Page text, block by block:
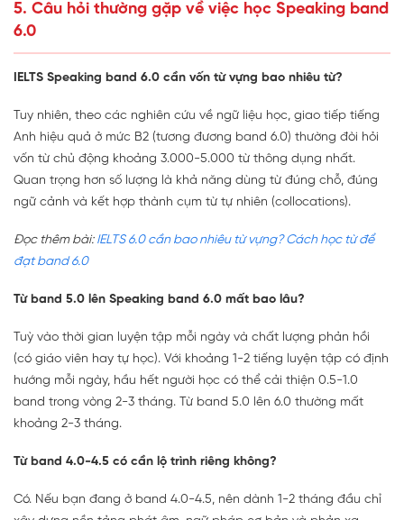
5. Câu hỏi thường gặp về việc học Speaking band
6.0
IELTS Speaking band 6.0 cần vốn từ vựng bao nhiêu từ?
Tuy nhiên, theo các nghiên cứu về ngữ liệu học, giao tiếp tiếng
Anh hiệu quả ở mức B2 (tương đương band 6.0) thường đòi hỏi
vốn từ chủ động khoảng 3.000-5.000 từ thông dụng nhất.
Quan trọng hơn số lượng là khả năng dùng từ đúng chỗ, đúng
ngữ cảnh và kết hợp thành cụm từ tự nhiên (collocations).
Đọc thêm bài: IELTS 6.0 cần bao nhiêu từ vựng? Cách học từ để
đạt band 6.0
Từ band 5.0 lên Speaking band 6.0 mất bao lâu?
Tuỳ vào thời gian luyện tập mỗi ngày và chất lượng phản hồi
(có giáo viên hay tự học). Với khoảng 1-2 tiếng luyện tập có định
hướng mỗi ngày, hầu hết người học có thể cải thiện 0.5-1.0
band trong vòng 2-3 tháng. Từ band 5.0 lên 6.0 thường mất
khoảng 2-3 tháng.
Từ band 4.0-4.5 có cần lộ trình riêng không?
Có. Nếu bạn đang ở band 4.0-4.5, nên dành 1-2 tháng đầu chỉ